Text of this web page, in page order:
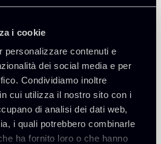
i cookie
personalizzare contenuti e
dei social media e per
Condividiamo inoltre
cui utilizza il nostro sito con i
di analisi dei dati web,
i quali potrebbero combinarle
ha fornito loro o che hanno
agli Insights